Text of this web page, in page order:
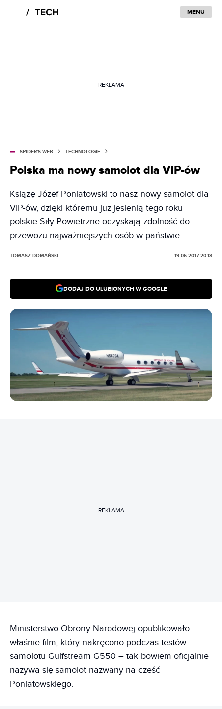
MENU
REKLAMA
SPIDER'S WEB TECHNOLOGIE
Polska ma nowy samolot dla VIP-ów
Książę Józef Poniatowski to nasz nowy samolot dla
VIP-ów, dzięki któremu już jesienią tego roku
polskie Siły Powietrzne odzyskają zdolność do
przewozu najważniejszych osób w państwie.
TOMASZ DOMAŃSKI 19.06.2017 20:18
DODAJ DO ULUBIONYCH W GOOGLE
REKLAMA
Ministerstwo Obrony Narodowej opublikowało
właśnie film, który nakręcono podczas testów
samolotu Gulfstream G550 – tak bowiem oficjalnie
nazywa się samolot nazwany na cześć
Poniatowskiego.